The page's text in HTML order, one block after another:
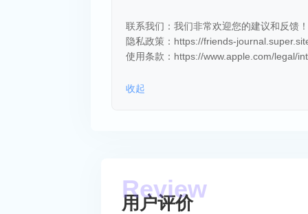
联系我们：我们非常欢迎您的建议和反馈
隐私政策：https://friends-
使用条款：https://www.apple.com/legal/
收起
用户评价